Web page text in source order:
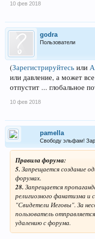
10 фев 2018
godra
Пользователи
(Зарегистрируйтесь или
или давление, а может
отпустит ... глобальное
10 фев 2018
pamella
Свободу эльфам!
Правила форума:
5. Запрещается создание
форумах.
28. Запрещается
религиозного фанатизма и
"Свидетели Иеговы". За
пользователь
удалению с форума.